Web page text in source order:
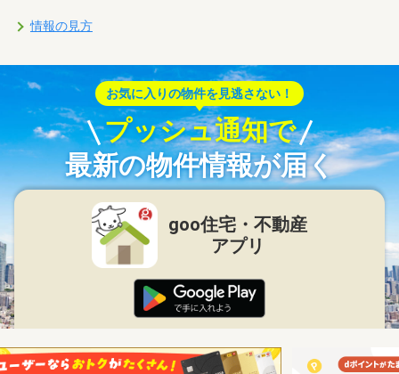
情報の見方
お気に入りの物件を見逃さない！
プッシュ通知で
最新の物件情報が届く
goo住宅・不動産
アプリ